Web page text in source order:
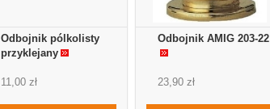
Odbojnik pólkolisty
przyklejany
11,00 zł
Odbojnik AMIG 203-22
23,90 zł